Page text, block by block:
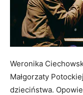
Weronika
Małgorzaty
dzieciństwa.